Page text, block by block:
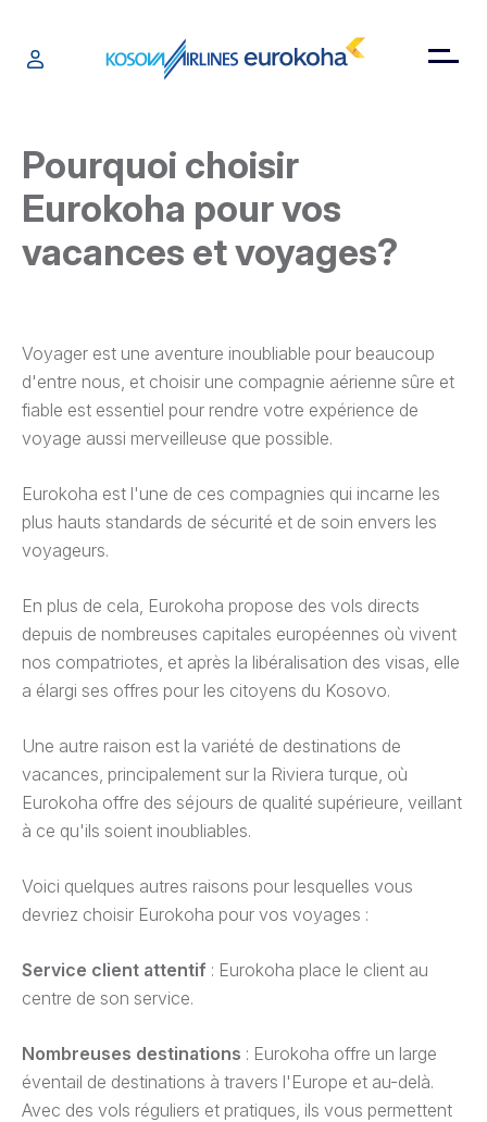
Pourquoi choisir
Eurokoha pour vos
vacances et voyages?
Voyager est une aventure inoubliable pour beaucoup
d'entre nous, et choisir une compagnie aérienne sûre et
fiable est essentiel pour rendre votre expérience de
voyage aussi merveilleuse que possible.
Eurokoha est l'une de ces compagnies qui incarne les
plus hauts standards de sécurité et de soin envers les
voyageurs.
En plus de cela, Eurokoha propose des vols directs
depuis de nombreuses capitales européennes où vivent
nos compatriotes, et après la libéralisation des visas, elle
a élargi ses offres pour les citoyens du Kosovo.
Une autre raison est la variété de destinations de
vacances, principalement sur la Riviera turque, où
Eurokoha offre des séjours de qualité supérieure, veillant
à ce qu'ils soient inoubliables.
Voici quelques autres raisons pour lesquelles vous
devriez choisir Eurokoha pour vos voyages :
Service client attentif : Eurokoha place le client au
centre de son service.
Nombreuses destinations : Eurokoha offre un large
éventail de destinations à travers l'Europe et au-delà.
Avec des vols réguliers et pratiques, ils vous permettent